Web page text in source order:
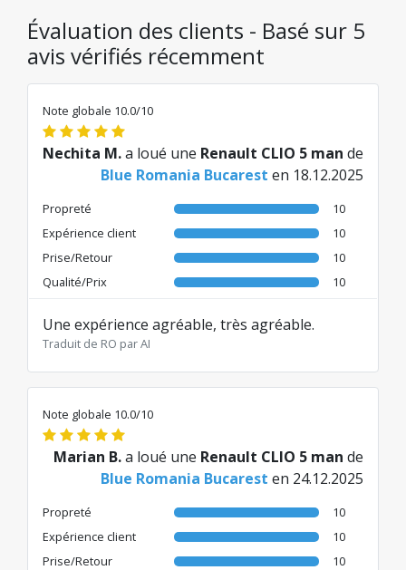
Évaluation des clients - Basé sur 5
avis vérifiés récemment
Note globale 10.0/10
Nechita M.a loué une Renault CLIO 5 man de
Blue Romania Bucarest en 18.12.2025
Propreté
10
Expérience client
10
Prise/Retour
10
Qualité/Prix
10
Une expérience agréable, très agréable.
Traduit de RO par AI
Note globale 10.0/10
Marian B.a loué une Renault CLIO 5 man de
Blue Romania Bucarest en 24.12.2025
Propreté
10
Expérience client
10
Prise/Retour
10